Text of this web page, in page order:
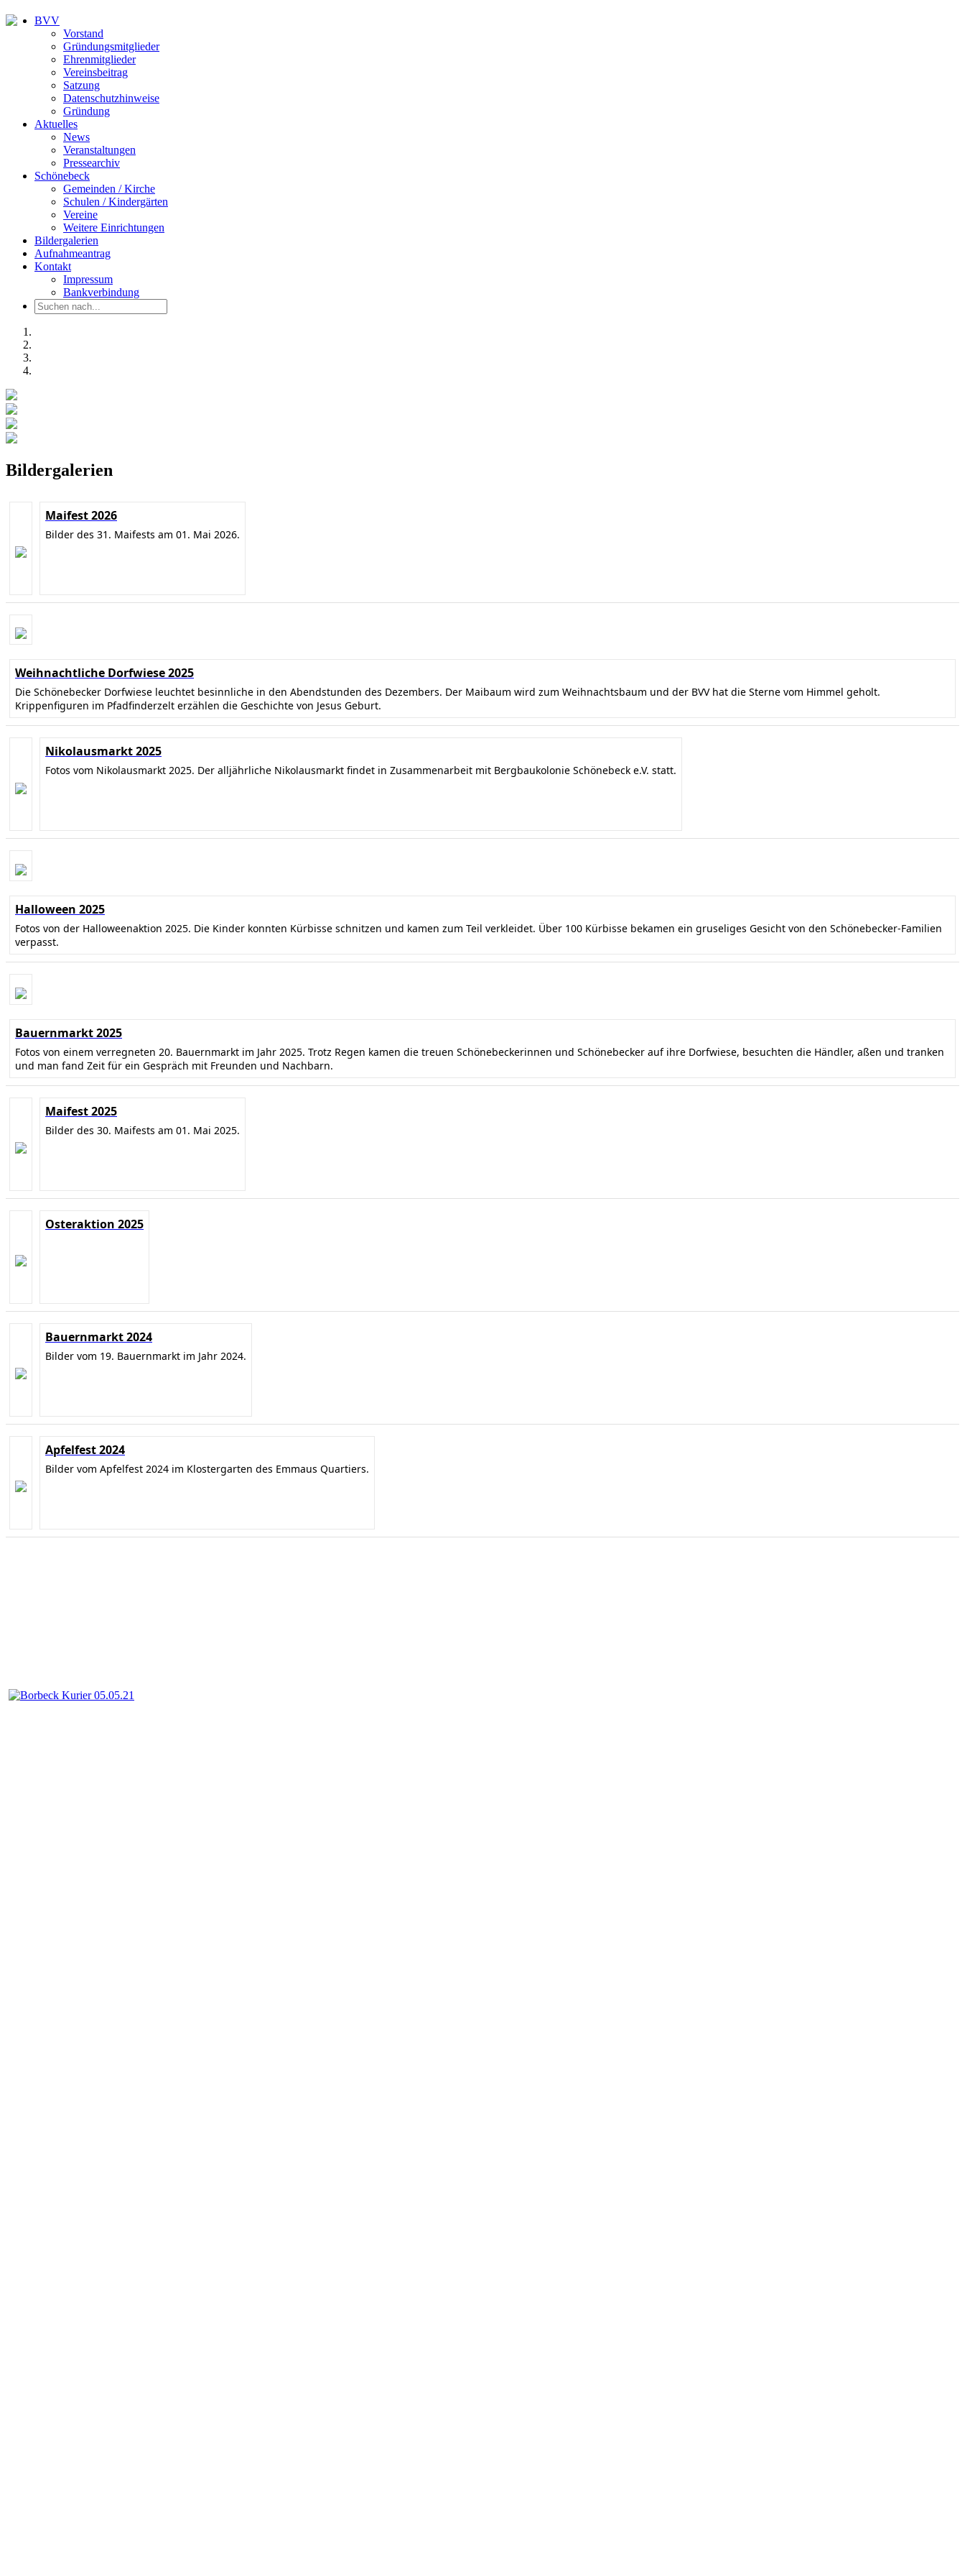
BVV
Vorstand
Gründungsmitglieder
Ehrenmitglieder
Vereinsbeitrag
Satzung
Datenschutzhinweise
Gründung
Aktuelles
News
Veranstaltungen
Pressearchiv
Schönebeck
Gemeinden / Kirche
Schulen / Kindergärten
Vereine
Weitere Einrichtungen
Bildergalerien
Aufnahmeantrag
Kontakt
Impressum
Bankverbindung
Bildergalerien
Maifest 2026
Bilder des 31. Maifests am 01. Mai 2026.
Weihnachtliche Dorfwiese 2025
Die Schönebecker Dorfwiese leuchtet besinnliche in den Abendstunden des Dezembers. Der Maibaum wird zum Weihnachtsbaum und der BVV hat die Sterne vom Himmel geholt.
Krippenfiguren im Pfadfinderzelt erzählen die Geschichte von Jesus Geburt.
Nikolausmarkt 2025
Fotos vom Nikolausmarkt 2025. Der alljährliche Nikolausmarkt findet in Zusammenarbeit mit Bergbaukolonie Schönebeck e.V. statt.
Halloween 2025
Fotos von der Halloweenaktion 2025. Die Kinder konnten Kürbisse schnitzen und kamen zum Teil verkleidet. Über 100 Kürbisse bekamen ein gruseliges Gesicht von den Schönebecker-Familien
verpasst.
Bauernmarkt 2025
Fotos von einem verregneten 20. Bauernmarkt im Jahr 2025. Trotz Regen kamen die treuen Schönebeckerinnen und Schönebecker auf ihre Dorfwiese, besuchten die Händler, aßen und tranken
und man fand Zeit für ein Gespräch mit Freunden und Nachbarn.
Maifest 2025
Bilder des 30. Maifests am 01. Mai 2025.
Osteraktion 2025
Bauernmarkt 2024
Bilder vom 19. Bauernmarkt im Jahr 2024.
Apfelfest 2024
Bilder vom Apfelfest 2024 im Klostergarten des Emmaus Quartiers.